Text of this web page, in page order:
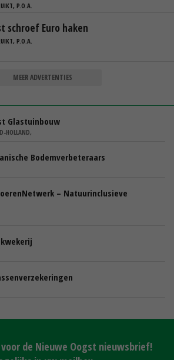
P.O.A.
schroef Euro haken
P.O.A.
MEER ADVERTENTIES
Glastuinbouw
HOLLAND,
Bodemverbeteraars
– Natuurinclusieve
de Nieuwe Oogst nieuwsbrief!